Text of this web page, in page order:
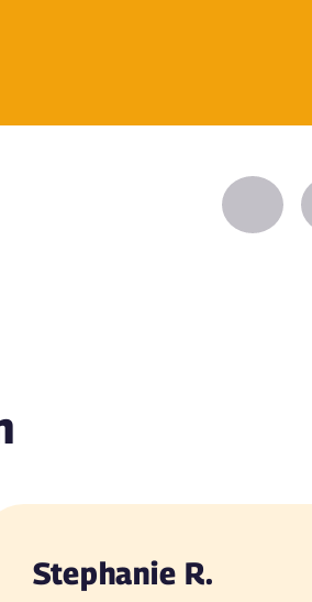
Zurück
Stephanie R.